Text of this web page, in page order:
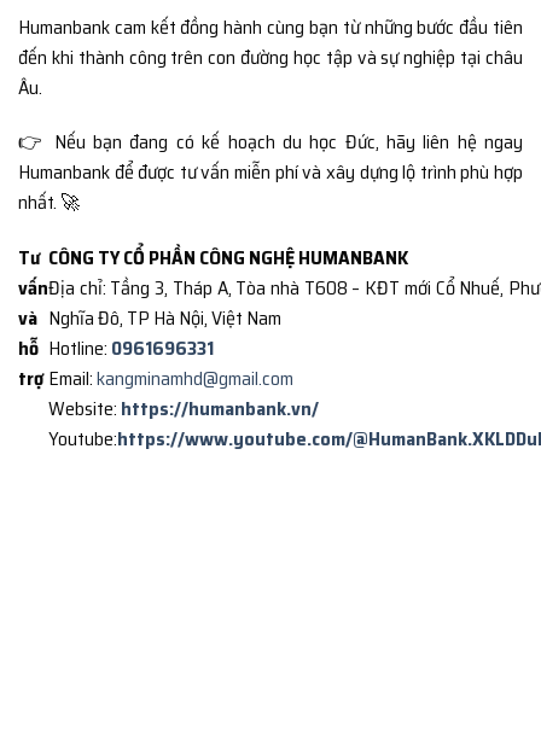
Humanbank cam kết đồng hành cùng bạn từ những bước đầu tiên
đến khi thành công trên con đường học tập và sự nghiệp tại châu
Âu.
👉 Nếu bạn đang có kế hoạch du học Đức, hãy liên hệ ngay
Humanbank để được tư vấn miễn phí và xây dựng lộ trình phù hợp
nhất. 🚀
Tư
vấn
và
hỗ
trợ
CÔNG TY CỔ PHẦN CÔNG NGHỆ HUMANBANK
Địa chỉ: Tầng 3, Tháp A, Tòa nhà T608 – KĐT mới Cổ Nhuế,
Nghĩa Đô, TP Hà Nội, Việt Nam
Hotline: 0961696331
Email:kangminamhd@gmail.com
Website: https://humanbank.vn/
Youtube:https://www.youtube.com/